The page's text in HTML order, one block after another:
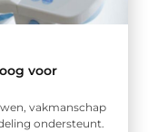
voor
vakmanschap
ondersteunt.